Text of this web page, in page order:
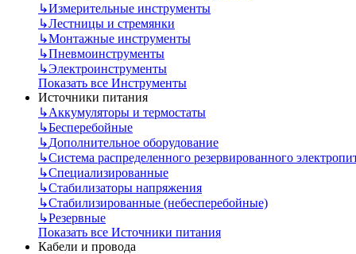
↳Измерительные инструменты
↳Лестницы и стремянки
↳Монтажные инструменты
↳Пневмоинструменты
↳Электроинструменты
Показать все Инструменты
Источники питания
↳Аккумуляторы и термостаты
↳Бесперебойные
↳Дополнительное оборудование
↳Система распределенного резервированного
↳Специализированные
↳Стабилизаторы напряжения
↳Стабилизированные (небесперебойные)
↳Резервные
Показать все Источники питания
Кабели и провода